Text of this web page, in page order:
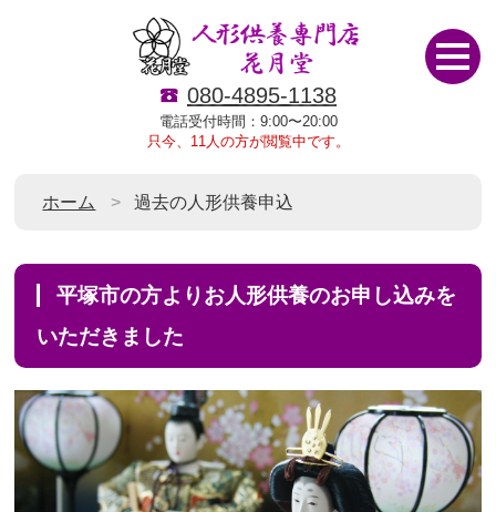
080-4895-1138
電話受付時間：9:00〜20:00
只今、11人の方が閲覧中です。
ホーム 過去の人形供養申込
平塚市の方よりお人形供養のお申し込みを
いただきました